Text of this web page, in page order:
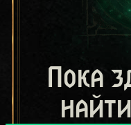
Пока